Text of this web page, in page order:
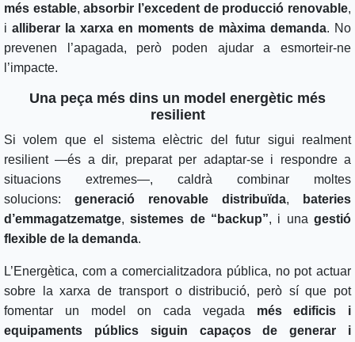
més estable,absorbir l’excedent de producció renovable,
i alliberar la xarxa en moments de màxima demanda. No
prevenen l’apagada, però poden ajudar a esmorteir-ne
l’impacte.
Una peça més dins un model energètic més
resilient
Si volem que el sistema elèctric del futur sigui realment
resilient —és a dir, preparat per adaptar-se i respondre a
situacions extremes—, caldrà combinar moltes
solucions: generació renovable distribuïda,
bateries
d’emmagatzematge,sistemes de “backup”, i unagestió
flexible de la demanda.
L’Energètica, com a comercialitzadora pública, no pot actuar
sobre la xarxa de transport o distribució, però sí que pot
fomentar un model on cada vegada més edificis i
equipaments públics siguin capaços de generar i